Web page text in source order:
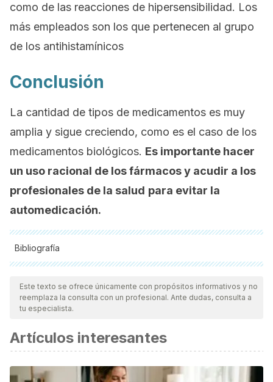
como de las reacciones de hipersensibilidad. Los
más empleados son los que pertenecen al grupo
de los antihistamínicos
Conclusión
La cantidad de tipos de medicamentos es muy
amplia y sigue creciendo, como es el caso de los
medicamentos biológicos. Es importante hacer
un uso racional de los fármacos y acudir a los
profesionales de la salud para evitar la
automedicación.
Bibliografía
Todas las fuentes citadas fueron revisadas a profundidad por
nuestro equipo, para asegurar su calidad, confiabilidad,
vigencia y validez.La bibliografía de este artículo fue
científica.
(2018). Medicamentos. In Estudios de evaluación de
competencia de la OCDE: México.
Este texto se ofrece únicamente con propósitos informativos y no
reemplaza la consulta con un profesional. Ante dudas, consulta a
tu especialista.
Artículos interesantes